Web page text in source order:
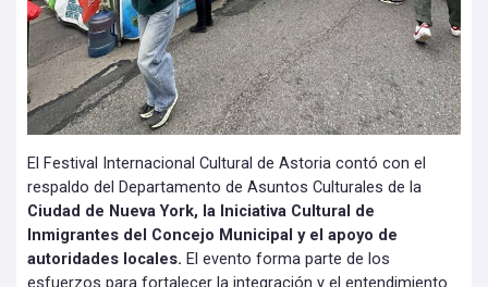
El Festival Internacional Cultural de Astoria contó con el
respaldo del Departamento de Asuntos Culturales de la
Ciudad de Nueva York, la Iniciativa Cultural de
Inmigrantes del Concejo Municipal y el apoyo de
autoridades locales. El evento forma parte de los